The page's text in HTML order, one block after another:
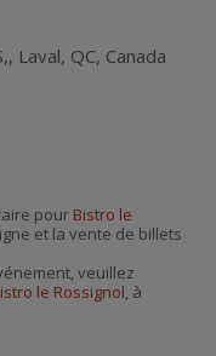
, Laval, QC, Canada
pour Bistro le
et la vente de billets
veuillez
le Rossignol, à